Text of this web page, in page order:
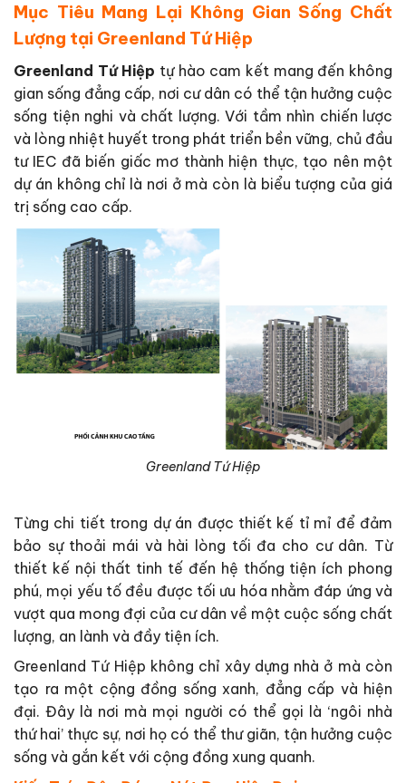
Mục Tiêu Mang Lại Không Gian Sống Chất
Lượng tại Greenland Tứ Hiệp
Greenland Tứ Hiệp tự hào cam kết mang đến không
gian sống đẳng cấp, nơi cư dân có thể tận hưởng cuộc
sống tiện nghi và chất lượng. Với tầm nhìn chiến lược
và lòng nhiệt huyết trong phát triển bền vững, chủ đầu
tư IEC đã biến giấc mơ thành hiện thực, tạo nên một
dự án không chỉ là nơi ở mà còn là biểu tượng của giá
trị sống cao cấp.
Greenland Tứ Hiệp
Từng chi tiết trong dự án được thiết kế tỉ mỉ để đảm
bảo sự thoải mái và hài lòng tối đa cho cư dân. Từ
thiết kế nội thất tinh tế đến hệ thống tiện ích phong
phú, mọi yếu tố đều được tối ưu hóa nhằm đáp ứng và
vượt qua mong đợi của cư dân về một cuộc sống chất
lượng, an lành và đầy tiện ích.
Greenland Tứ Hiệp không chỉ xây dựng nhà ở mà còn
tạo ra một cộng đồng sống xanh, đẳng cấp và hiện
đại. Đây là nơi mà mọi người có thể gọi là ‘ngôi nhà
thứ hai’ thực sự, nơi họ có thể thư giãn, tận hưởng cuộc
sống và gắn kết với cộng đồng xung quanh.